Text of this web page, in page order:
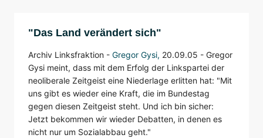
"Das Land verändert sich"
Archiv Linksfraktion - Gregor Gysi, 20.09.05 - Gregor
Gysi meint, dass mit dem Erfolg der Linkspartei der
neoliberale Zeitgeist eine Niederlage erlitten hat: "Mit
uns gibt es wieder eine Kraft, die im Bundestag
gegen diesen Zeitgeist steht. Und ich bin sicher:
Jetzt bekommen wir wieder Debatten, in denen es
nicht nur um Sozialabbau geht."